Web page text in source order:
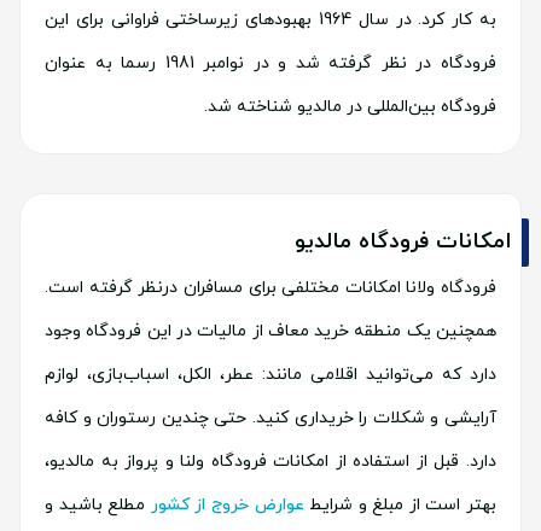
به کار کرد. در سال 1964 بهبودهای زیرساختی فراوانی برای این
فرودگاه در نظر گرفته شد و در نوامبر 1981 رسما به عنوان
فرودگاه بین‌المللی در مالدیو شناخته شد.
امکانات فرودگاه مالدیو
فرودگاه ولانا امکانات مختلفی برای مسافران درنظر گرفته است.
همچنین یک منطقه خرید معاف از مالیات در این فرودگاه وجود
دارد که می‌توانید اقلامی مانند: عطر، الکل، اسباب‌بازی، لوازم
آرایشی و شکلات را خریداری کنید. حتی چندین رستوران و کافه
دارد. قبل از استفاده از امکانات فرودگاه ولنا و پرواز به مالدیو،
بهتر است از مبلغ و شرایط عوارض خروج از کشور مطلع باشید و